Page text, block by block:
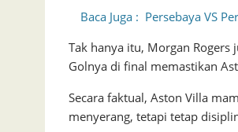
Baca Juga : Persebaya VS
Tak hanya itu, Morgan
Golnya di final memastikan
Secara faktual, Aston Villa
menyerang, tetapi tetap